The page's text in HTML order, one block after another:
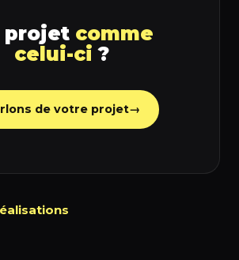
projet comme
celui-ci ?
de votre projet→